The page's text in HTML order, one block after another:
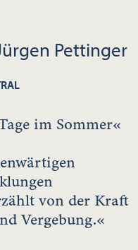
Pettinger
im Sommer«
von der Kraft
Vergebung.«